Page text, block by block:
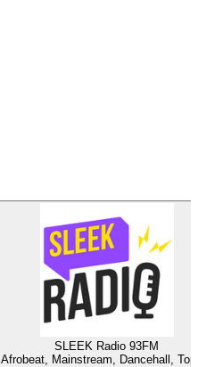
SLEEK Radio 93FM
Afrobeat, Mainstream, Dancehall,